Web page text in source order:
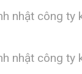
nhật công ty
nhật công ty